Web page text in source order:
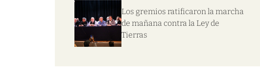
Los gremios ratificaron la marcha
de mañana contra la Ley de
Tierras